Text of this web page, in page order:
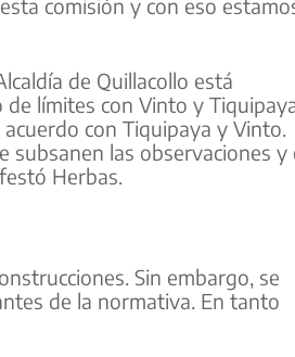
comisión y con eso
de Quillacollo está
límites con Vinto y
con Tiquipaya y Vinto.
subsanen las observaciones y
Herbas.
Sin embargo, se
de la normativa. En tanto